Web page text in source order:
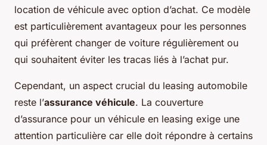
location de véhicule avec option d’achat. Ce modèle
est particulièrement avantageux pour les personnes
qui préfèrent changer de voiture régulièrement ou
qui souhaitent éviter les tracas liés à l’achat pur.
Cependant, un aspect crucial du leasing automobile
reste l’assurance véhicule. La couverture
d’assurance pour un véhicule en leasing exige une
attention particulière car elle doit répondre à certains